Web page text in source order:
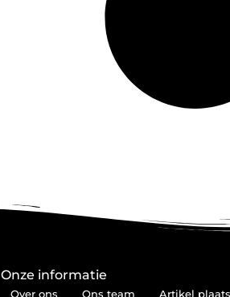
Onze informatie
Over ons Ons team Artikel